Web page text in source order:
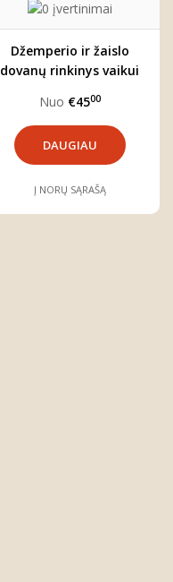
Džemperio ir žaislo
dovanų rinkinys vaikui
Nuo €4500
DAUGIAU
Į NORŲ SĄRAŠĄ